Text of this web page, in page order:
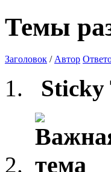
Темы
Заголовок / Автор
Sticky